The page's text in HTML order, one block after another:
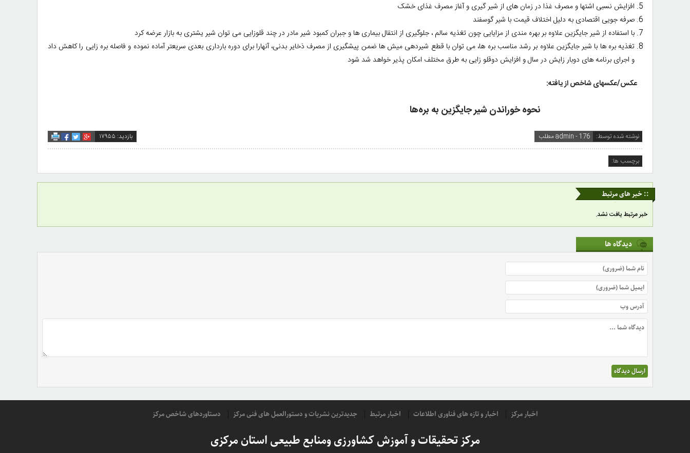
افزایش نسبی اشتها و مصرف غذا در زمان های از شیر گیری و آغاز مصرف غذای خشک
صرفه جویی اقتصادی به دلیل اختلاف قیمت با شیر گوسفند
با استفاده از شیر جایگزین علاوه بر بهره مندی از مزایایی چون تغذیه سالم ، جلوگیری از انتقال بیماری ها و جبران کمبود شیر مادر در چند قلوزایی می توان شیر یشتری به بازار عرضه کرد
تغذیه بره ها با شیر جایگزین علاوه بر رشد مناسب بره ها، می توان با قطع شیردهی میش ها ضمن پیشگیری از مصرف ذخایر بدنی، آنهارا برای دوره بارداری بعدی سریعتر آماده نموده و فاصله بره زایی را کاهش داد
و اجرای برنامه های دوبار زایش در سال و افزایش دوقلو زایی به طرق مختلف امکان پذیر خواهد شد شود
عکس/عکس­های شاخص از یافته:
نحوه خوراندن شیر جایگزین به بره‌ها
نوشته شده توسط: admin - 176 مطلب بازدید: ۱۷۹۵۵
برچسب ها:
:: خبر های مرتبط
خبر مرتبط یافت نشد.
دیدگاه ها
اخبار مرکز اخبار و تازه های فناوری اطلاعات اخبار مرتبط جدیدترین نشریات و دستورالعمل های فنی مرکز دستاوردهای شاخص مرکز
مرکز تحقیقات و آموزش کشاورزی ومنابع طبیعی استان مرکزی